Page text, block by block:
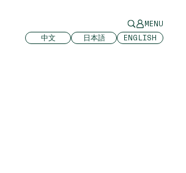
MENU
中文
日本語 ENGLISH